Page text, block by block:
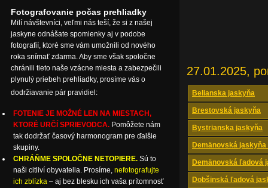
27.01.2025,
Belianska jaskyňa
Brestovská jaskyňa
Bystrianska jaskyňa
Demänovská
Demänovská ľadová
Dobšinská ľadová
Fotografovanie počas prehliadky
Milí návštevníci, veľmi nás teší, že si z našej
jaskyne odnášate spomienky aj v podobe
fotografií, ktoré sme vám umožnili od nového
roka snímať zdarma. Aby sme však spoločne
chránili tieto naše vzácne miesta a zabezpečili
plynulý priebeh prehliadky, prosíme vás o
dodržiavanie pár pravidiel:
FOTENIE JE MOŽNÉ LEN NA MIESTACH,
KTORÉ URČÍ SPRIEVODCA. Pomôžete nám
tak dodržať časový harmonogram pre ďalšie
skupiny.
CHRÁŇME SPOLOČNE NETOPIERE. Sú to
naši citliví obyvatelia. Prosíme, nefotografujte
ich zblízka – aj bez blesku ich vaša prítomnosť